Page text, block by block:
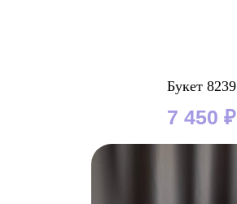
Букет 8239
7 450 ₽